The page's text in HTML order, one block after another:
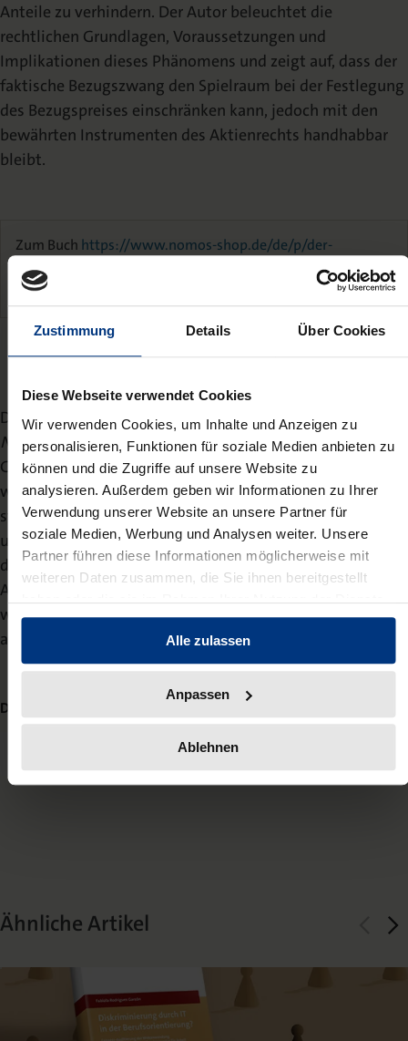
Zustimmung Details Über Cookies
Diese Webseite verwendet Cookies
Wir verwenden Cookies, um Inhalte und Anzeigen zu
personalisieren, Funktionen für soziale Medien anbieten zu
können und die Zugriffe auf unsere Website zu
analysieren. Außerdem geben wir Informationen zu Ihrer
Verwendung unserer Website an unsere Partner für
soziale Medien, Werbung und Analysen weiter. Unsere
Partner führen diese Informationen möglicherweise mit
weiteren Daten zusammen, die Sie ihnen bereitgestellt
haben oder die sie im Rahmen Ihrer Nutzung der Dienste
gesammelt haben.
Alle zulassen
Anpassen
Ablehnen
Anteile zu verhindern. Der Autor beleuchtet die
rechtlichen Grundlagen, Voraussetzungen und
Implikationen dieses Phänomens und zeigt auf, dass der
faktische Bezugszwang den Spielraum bei der Festlegung
des Bezugspreises einschränken kann, jedoch mit den
bewährten Instrumenten des Aktienrechts handhabbar
bleibt.
Zum Buch https://www.nomos-shop.de/de/p/der-
faktische-bezugszwang-in-der-aktienrechtlichen-
kapitalerhoehung-gr-978-3-7560-1573-3
Die preisgekrönte Dissertation erscheint in der Reihe
Nomos Universitätsschriften – Recht, die seit ihrer
Gründung im Jahr 1989 für herausragende
wissenschaftliche Qualität in der Rechtswissenschaft
steht. In der Reihe werden herausragende Dissertationen
und andere Qualifikationsarbeiten aus allen Bereichen
der Rechtswissenschaft veröffentlicht. Die Würdigung der
Arbeit von Dr. Groos unterstreicht einmal mehr das hohe
wissenschaftliche Niveau, das diese Schriftenreihe
auszeichnet.
Diesen Beitrag teilen:
Mail Facebook
X LinkedIn
Ähnliche Artikel